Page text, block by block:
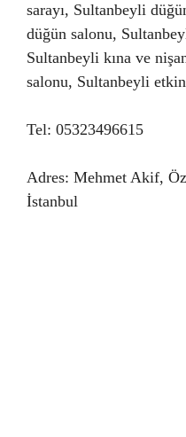
sarayı, Sultanbeyli
düğün salonu,
Sultanbeyli kına ve
salonu, Sultanbeyli
Tel: 05323496615
Adres: Mehmet Akif,
İstanbul